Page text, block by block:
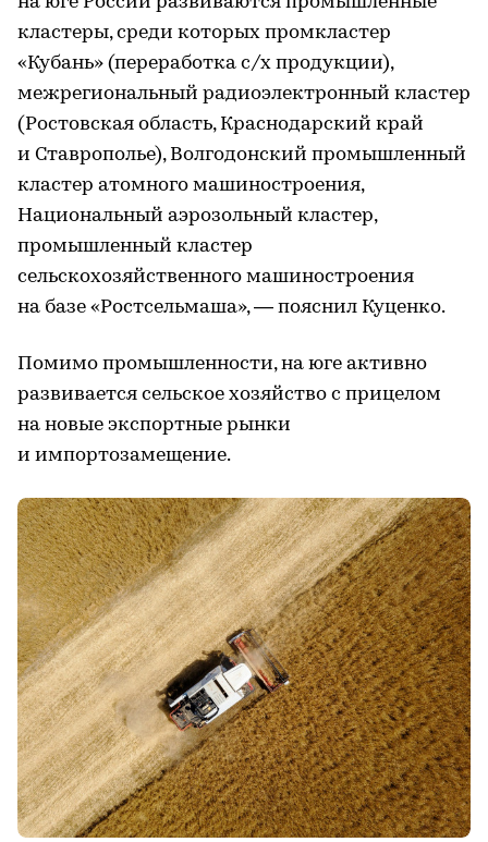
кластеры, среди которых промкластер
«Кубань» (переработка с/х продукции),
межрегиональный радиоэлектронный кластер
(Ростовская область, Краснодарский край
и Ставрополье), Волгодонский промышленный
кластер атомного машиностроения,
Национальный аэрозольный кластер,
промышленный кластер
сельскохозяйственного машиностроения
на базе «Ростсельмаша», — пояснил Куценко.
Помимо промышленности, на юге активно
развивается сельское хозяйство с прицелом
на новые экспортные рынки
и импортозамещение.